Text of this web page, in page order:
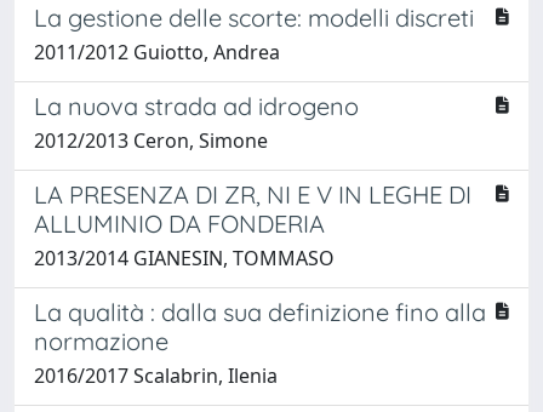
La gestione delle scorte: modelli discreti
2011/2012 Guiotto, Andrea
La nuova strada ad idrogeno
2012/2013 Ceron, Simone
LA PRESENZA DI ZR, NI E V IN LEGHE DI
ALLUMINIO DA FONDERIA
2013/2014 GIANESIN, TOMMASO
La qualità : dalla sua definizione fino alla
normazione
2016/2017 Scalabrin, Ilenia